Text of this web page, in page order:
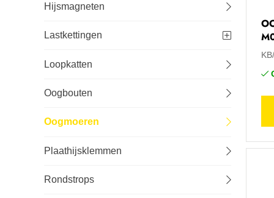
Tuin-, stal- en weideinrichting
Veiligheid en bescherming
Hijsmagneten
Lastkettingen
Loopkatten
Oogbouten
Oogmoeren
Plaathijsklemmen
Rondstrops